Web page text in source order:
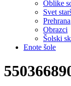
Oblike
Svet
Prehrana
Obrazci
Šolski
Enote šole